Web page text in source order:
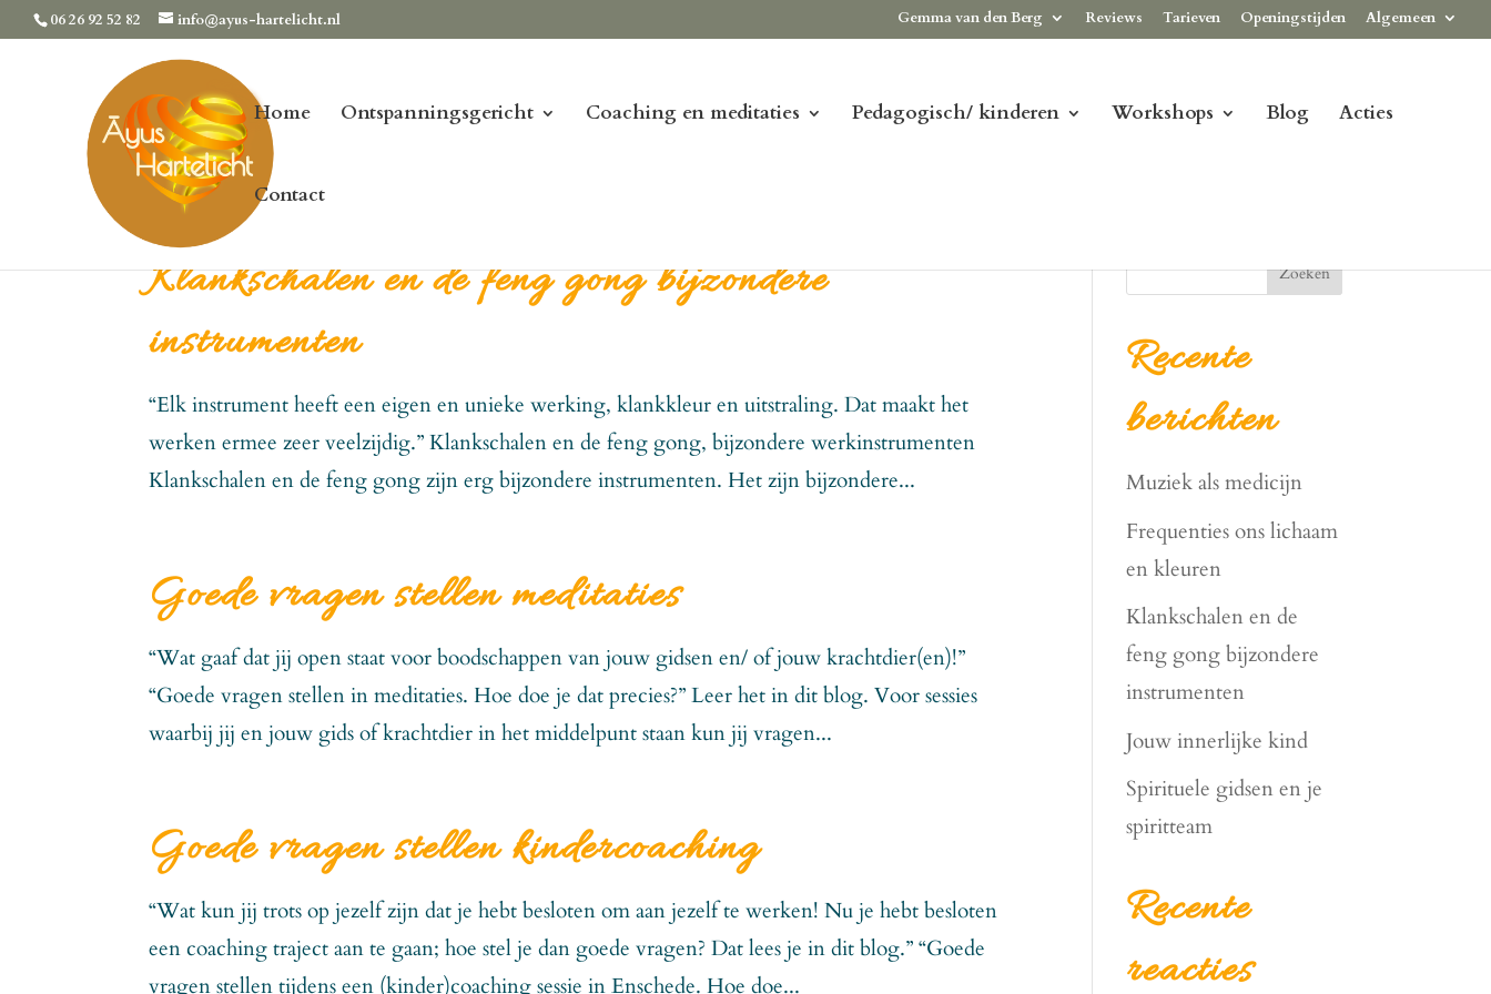
06 26 92 52 82 info@ayus-hartelicht.nl Gemma van den Berg Reviews Tarieven Openingstijden Algemeen
Home Ontspanningsgericht Coaching en meditaties Pedagogisch/ kinderen Workshops Blog Acties
Contact
Klankschalen en de feng gong bijzondere
instrumenten
“Elk instrument heeft een eigen en unieke werking, klankkleur en uitstraling. Dat maakt het
werken ermee zeer veelzijdig.” Klankschalen en de feng gong, bijzondere werkinstrumenten
Klankschalen en de feng gong zijn erg bijzondere instrumenten. Het zijn bijzondere...
Goede vragen stellen meditaties
“Wat gaaf dat jij open staat voor boodschappen van jouw gidsen en/ of jouw krachtdier(en)!”
“Goede vragen stellen in meditaties. Hoe doe je dat precies?” Leer het in dit blog. Voor sessies
waarbij jij en jouw gids of krachtdier in het middelpunt staan kun jij vragen...
Goede vragen stellen kindercoaching
“Wat kun jij trots op jezelf zijn dat je hebt besloten om aan jezelf te werken! Nu je hebt besloten
een coaching traject aan te gaan; hoe stel je dan goede vragen? Dat lees je in dit blog.” “Goede
vragen stellen tijdens een (kinder)coaching sessie in Enschede. Hoe doe...
Zoeken
Recente
berichten
Muziek als medicijn
Frequenties ons lichaam
en kleuren
Klankschalen en de
feng gong bijzondere
instrumenten
Jouw innerlijke kind
Spirituele gidsen en je
spiritteam
Recente
reacties